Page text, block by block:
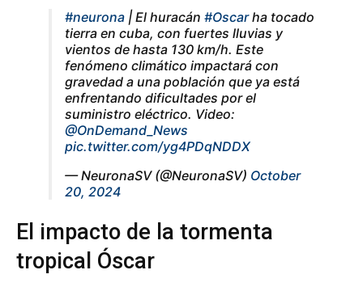
#neurona | El huracán #Oscarha tocado
tierra en cuba, con fuertes lluvias y
vientos de hasta 130 km/h. Este
fenómeno climático impactará con
gravedad a una población que ya está
enfrentando dificultades por el
suministro eléctrico. Video:
@OnDemand_News
pic.twitter.com/yg4PDqNDDX
— NeuronaSV (@NeuronaSV) October
20, 2024
El impacto de la tormenta
tropical Óscar